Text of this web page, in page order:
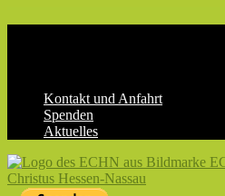
Kontakt und Anfahrt
Spenden
Aktuelles